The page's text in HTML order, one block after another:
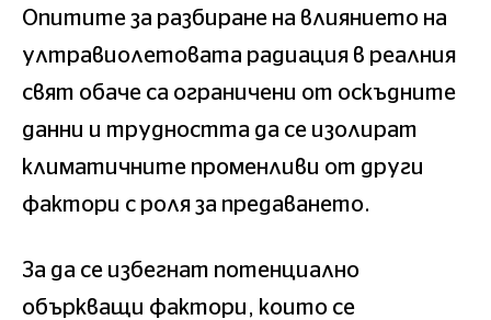
Опитите за разбиране на влиянието на
ултравиолетовата радиация в реалния
свят обаче са ограничени от оскъдните
данни и трудността да се изолират
климатичните променливи от други
фактори с роля за предаването.
За да се избегнат потенциално
объркващи фактори, които се